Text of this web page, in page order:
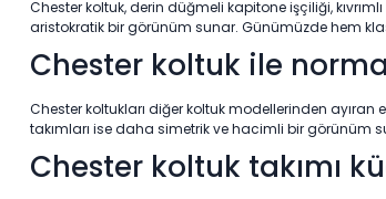
Chester koltuk, derin düğmeli kapitone işçiliği,
aristokratik bir görünüm sunar. Günümüzde hem
Chester koltuk ile
Chester koltukları diğer koltuk modellerinden ayıran
takımları ise daha simetrik ve hacimli bir görünüm
Chester koltuk takımı